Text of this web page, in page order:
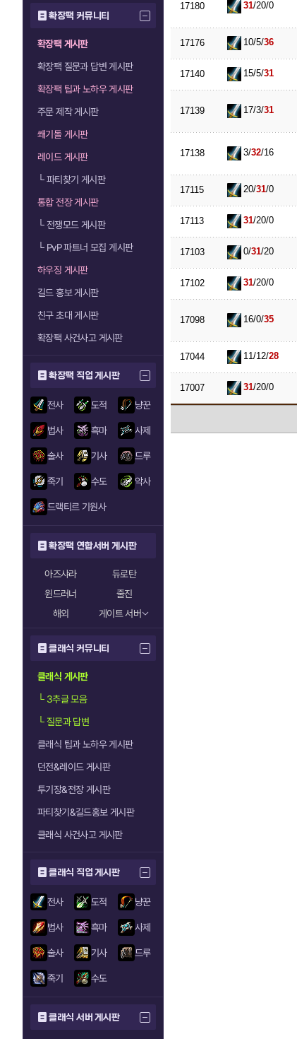
확장팩 커뮤니티
확장팩 게시판
확장팩 질문과 답변 게시판
확장팩 팁과 노하우 게시판
주문 제작 게시판
쐐기돌 게시판
레이드 게시판
└파티찾기 게시판
통합 전장 게시판
└전쟁모드 게시판
└PvP 파트너 모집 게시판
하우징 게시판
길드 홍보 게시판
친구 초대 게시판
확장팩 사건사고 게시판
확장팩 직업 게시판
전사 도적 냥꾼
법사 흑마 사제
술사 기사 드루
죽기 수도 악사
드랙티르 기원사
확장팩 연합서버 게시판
아즈샤라
듀로탄
윈드러너
줄진
해외
게이트 서버
클래식 커뮤니티
클래식 게시판
└3추글 모음
└질문과 답변
클래식 팁과 노하우 게시판
던전&레이드 게시판
투기장&전장 게시판
파티찾기&길드홍보 게시판
클래식 사건사고 게시판
클래식 직업 게시판
전사 도적 냥꾼
법사 흑마 사제
술사 기사 드루
죽기 수도
클래식 서버 게시판
17180 31/20/0
17176 10/5/36
17140 15/5/31
17139 17/3/31
17138 3/32/16
17115 20/31/0
17113 31/20/0
17103 0/31/20
17102 31/20/0
17098 16/0/35
17044 11/12/28
17007 31/20/0